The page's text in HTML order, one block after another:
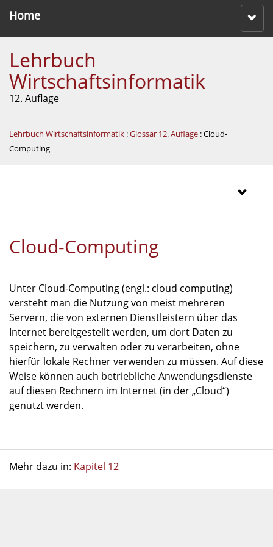
Home
Lehrbuch
Wirtschaftsinformatik
12. Auflage
Lehrbuch Wirtschaftsinformatik :Glossar 12. Auflage : Cloud-
Computing
Cloud-Computing
Unter Cloud-Computing (engl.: cloud computing)
versteht man die Nutzung von meist mehreren
Servern, die von externen Dienstleistern über das
Internet bereitgestellt werden, um dort Daten zu
speichern, zu verwalten oder zu verarbeiten, ohne
hierfür lokale Rechner verwenden zu müssen. Auf diese
Weise können auch betriebliche Anwendungsdienste
auf diesen Rechnern im Internet (in der „Cloud“)
genutzt werden.
Mehr dazu in: Kapitel 12